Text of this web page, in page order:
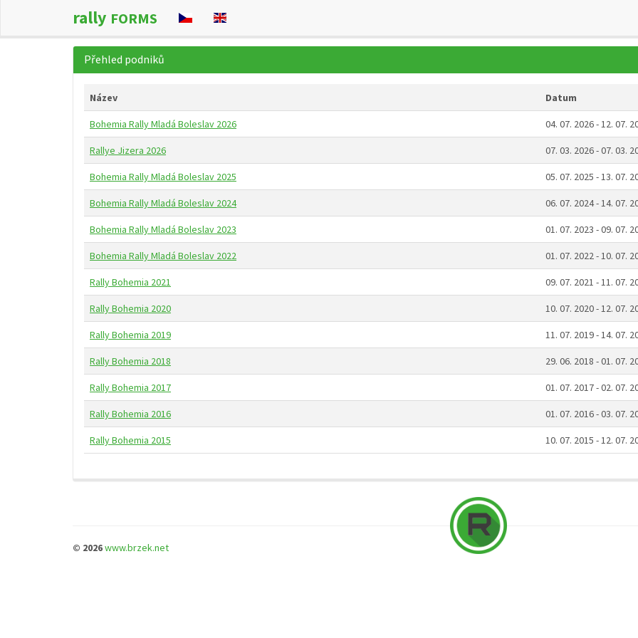
rally FORMS
Přehled podniků
Název Datum
Bohemia Rally Mladá Boleslav 2026 04. 07. 2026 - 12. 07.
Rallye Jizera 2026 07. 03. 2026 - 07. 03.
Bohemia Rally Mladá Boleslav 2025 05. 07. 2025 - 13. 07.
Bohemia Rally Mladá Boleslav 2024 06. 07. 2024 - 14. 07.
Bohemia Rally Mladá Boleslav 2023 01. 07. 2023 - 09. 07.
Bohemia Rally Mladá Boleslav 2022 01. 07. 2022 - 10. 07.
Rally Bohemia 2021 09. 07. 2021 - 11. 07.
Rally Bohemia 2020 10. 07. 2020 - 12. 07.
Rally Bohemia 2019 11. 07. 2019 - 14. 07.
Rally Bohemia 2018 29. 06. 2018 - 01. 07.
Rally Bohemia 2017 01. 07. 2017 - 02. 07.
Rally Bohemia 2016 01. 07. 2016 - 03. 07.
Rally Bohemia 2015 10. 07. 2015 - 12. 07.
© 2026www.brzek.net